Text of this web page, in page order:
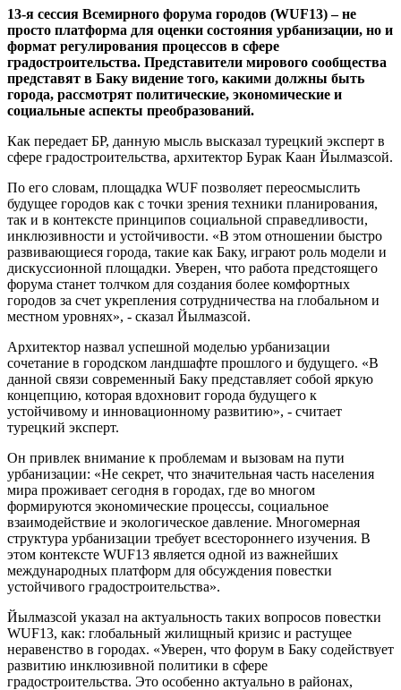
13-я сессия Всемирного форума городов (WUF13) – не
просто платформа для оценки состояния урбанизации, но и
формат регулирования процессов в сфере
градостроительства. Представители мирового сообщества
представят в Баку видение того, какими должны быть
города, рассмотрят политические, экономические и
социальные аспекты преобразований.
Как передает БР, данную мысль высказал турецкий эксперт в
сфере градостроительства, архитектор Бурак Каан Йылмазсой.
По его словам, площадка WUF позволяет переосмыслить
будущее городов как с точки зрения техники планирования,
так и в контексте принципов социальной справедливости,
инклюзивности и устойчивости. «В этом отношении быстро
развивающиеся города, такие как Баку, играют роль модели и
дискуссионной площадки. Уверен, что работа предстоящего
форума станет толчком для создания более комфортных
городов за счет укрепления сотрудничества на глобальном и
местном уровнях», - сказал Йылмазсой.
Архитектор назвал успешной моделью урбанизации
сочетание в городском ландшафте прошлого и будущего. «В
данной связи современный Баку представляет собой яркую
концепцию, которая вдохновит города будущего к
устойчивому и инновационному развитию», - считает
турецкий эксперт.
Он привлек внимание к проблемам и вызовам на пути
урбанизации: «Не секрет, что значительная часть населения
мира проживает сегодня в городах, где во многом
формируются экономические процессы, социальное
взаимодействие и экологическое давление. Многомерная
структура урбанизации требует всестороннего изучения. В
этом контексте WUF13 является одной из важнейших
международных платформ для обсуждения повестки
устойчивого градостроительства».
Йылмазсой указал на актуальность таких вопросов повестки
WUF13, как: глобальный жилищный кризис и растущее
неравенство в городах. «Уверен, что форум в Баку содействует
развитию инклюзивной политики в сфере
градостроительства. Это особенно актуально в районах,